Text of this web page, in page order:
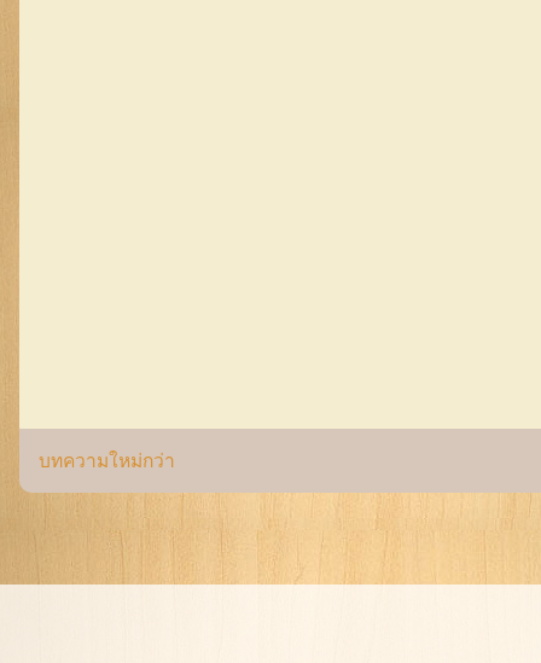
บทความใหม่กว่า